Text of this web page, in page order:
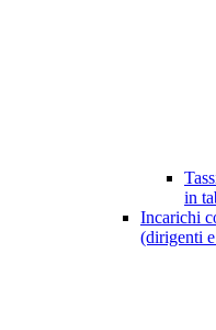
in
Incarichi
(dirigenti